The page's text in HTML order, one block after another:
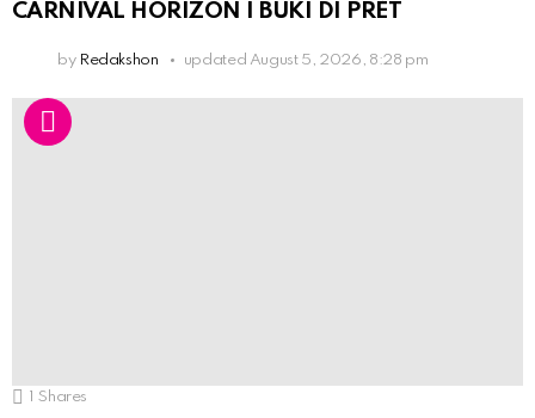
CARNIVAL HORIZON I BUKI DI PRÈT
by Redakshon updated August 5, 2026, 8:28 pm
1 Shares